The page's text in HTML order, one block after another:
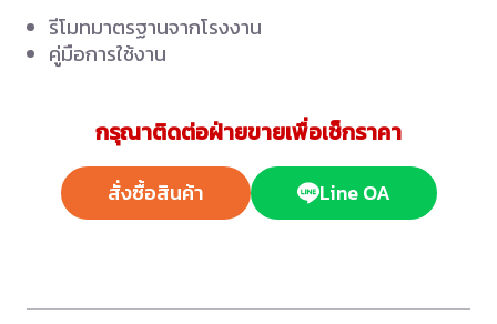
รีโมทมาตรฐานจากโรงงาน
คู่มือการใช้งาน
กรุณาติดต่อฝ่ายขายเพื่อเช็กราคา
สั่งซื้อสินค้า Line OA